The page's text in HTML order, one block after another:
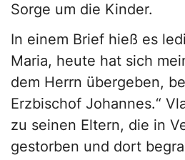
Sorge um die Kinder.
In einem Brief hieß es
Maria, heute hat sich
dem Herrn übergeben,
Erzbischof Johannes.“
zu seinen Eltern, die in
gestorben und dort